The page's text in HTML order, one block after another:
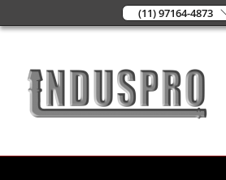
(11) 97164-4873